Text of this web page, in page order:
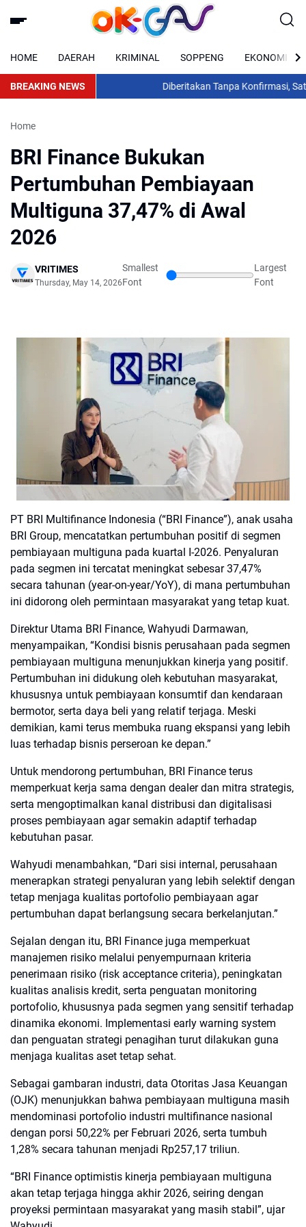
HOME DAERAH KRIMINAL SOPPENG EKONOMI
BREAKING NEWS Diberitakan Tanpa Konfirmasi,
Home
BRI Finance Bukukan
Pertumbuhan Pembiayaan
Multiguna 37,47% di Awal
2026
VRITIMES
Thursday, May 14, 2026
Smallest
Font
Largest
Font
PT BRI Multifinance Indonesia (“BRI Finance”), anak usaha
BRI Group, mencatatkan pertumbuhan positif di segmen
pembiayaan multiguna pada kuartal I-2026. Penyaluran
pada segmen ini tercatat meningkat sebesar 37,47%
secara tahunan (year-on-year/YoY), di mana pertumbuhan
ini didorong oleh permintaan masyarakat yang tetap kuat.
Direktur Utama BRI Finance, Wahyudi Darmawan,
menyampaikan, “Kondisi bisnis perusahaan pada segmen
pembiayaan multiguna menunjukkan kinerja yang positif.
Pertumbuhan ini didukung oleh kebutuhan masyarakat,
khususnya untuk pembiayaan konsumtif dan kendaraan
bermotor, serta daya beli yang relatif terjaga. Meski
demikian, kami terus membuka ruang ekspansi yang lebih
luas terhadap bisnis perseroan ke depan.”
Untuk mendorong pertumbuhan, BRI Finance terus
memperkuat kerja sama dengan dealer dan mitra strategis,
serta mengoptimalkan kanal distribusi dan digitalisasi
proses pembiayaan agar semakin adaptif terhadap
kebutuhan pasar.
Wahyudi menambahkan, “Dari sisi internal, perusahaan
menerapkan strategi penyaluran yang lebih selektif dengan
tetap menjaga kualitas portofolio pembiayaan agar
pertumbuhan dapat berlangsung secara berkelanjutan.”
Sejalan dengan itu, BRI Finance juga memperkuat
manajemen risiko melalui penyempurnaan kriteria
penerimaan risiko (risk acceptance criteria), peningkatan
kualitas analisis kredit, serta penguatan monitoring
portofolio, khususnya pada segmen yang sensitif terhadap
dinamika ekonomi. Implementasi early warning system
dan penguatan strategi penagihan turut dilakukan guna
menjaga kualitas aset tetap sehat.
Sebagai gambaran industri, data Otoritas Jasa Keuangan
(OJK) menunjukkan bahwa pembiayaan multiguna masih
mendominasi portofolio industri multifinance nasional
dengan porsi 50,22% per Februari 2026, serta tumbuh
1,28% secara tahunan menjadi Rp257,17 triliun.
“BRI Finance optimistis kinerja pembiayaan multiguna
akan tetap terjaga hingga akhir 2026, seiring dengan
proyeksi permintaan masyarakat yang masih stabil”, ujar